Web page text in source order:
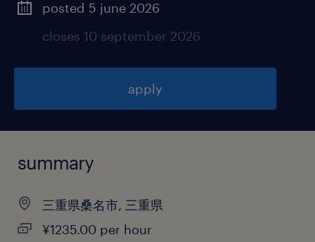
posted 5 june 2026
closes 10 september 2026
apply
summary
三重県桑名市, 三重県
¥1235.00 per hour